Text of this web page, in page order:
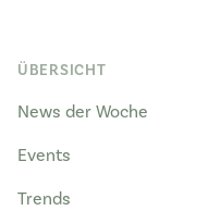
ÜBERSICHT
News der Woche
Events
Trends